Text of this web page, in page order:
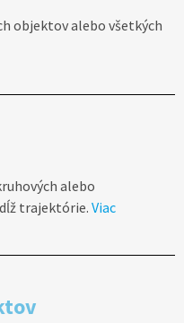
objektov alebo všetkých
alebo
trajektórie. Viac